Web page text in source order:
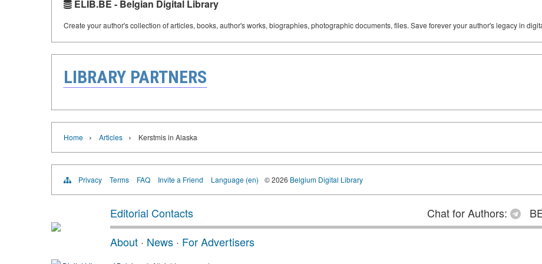
ELIB.BE - Belgian Digital Library
Create your author's collection of articles, books, author's works, biographies, photographic documents, files. Save forever your author's legacy in
LIBRARY PARTNERS
Home › Articles › Kerstmis in Alaska
Privacy Terms FAQ Invite a Friend Language (en) © 2026 Belgium Digital Library
Editorial Contacts Chat for Authors:
About · News · For Advertisers